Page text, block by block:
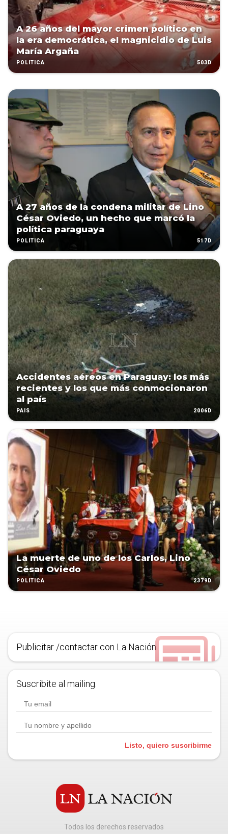
A 26 años del mayor crimen político en
la era democrática, el magnicidio de Luis
María Argaña
POLÍTICA 503D
A 27 años de la condena militar de Lino
César Oviedo, un hecho que marcó la
política paraguaya
POLÍTICA 517D
Accidentes aéreos en Paraguay: los más
recientes y los que más conmocionaron
al país
PAÍS 2006D
La muerte de uno de los Carlos, Lino
César Oviedo
POLÍTICA 2379D
Publicitar /contactar con La Nación
Suscribite al mailing.
Listo, quiero suscribirme
Todos los derechos reservados